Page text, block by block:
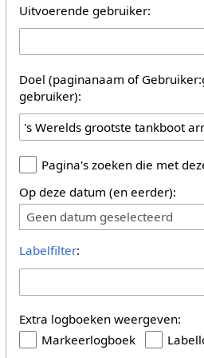
Uitvoerende gebruiker:
Doel (paginanaam of
gebruiker):
Pagina's zoeken die met
Op deze datum (en eerder):
Geen datum geselecteerd
Labelfilter:
Extra logboeken weergeven:
Markeerlogboek